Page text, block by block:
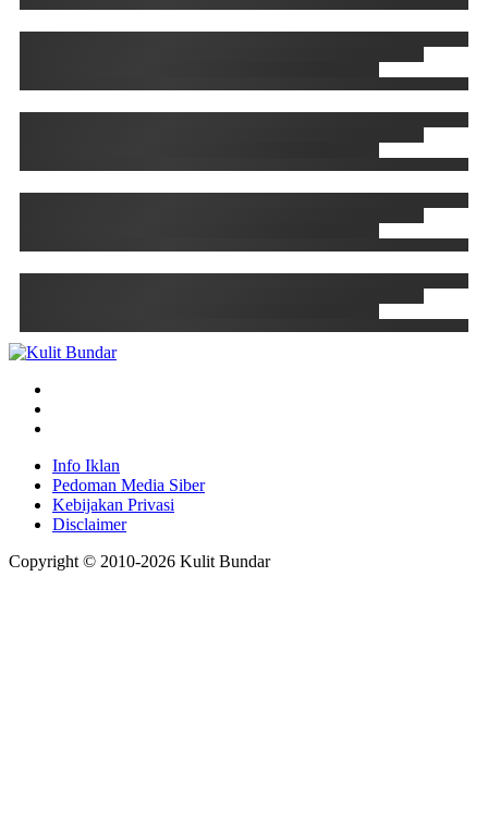
Info Iklan
Pedoman Media Siber
Kebijakan Privasi
Disclaimer
Copyright © 2010-2026 Kulit Bundar